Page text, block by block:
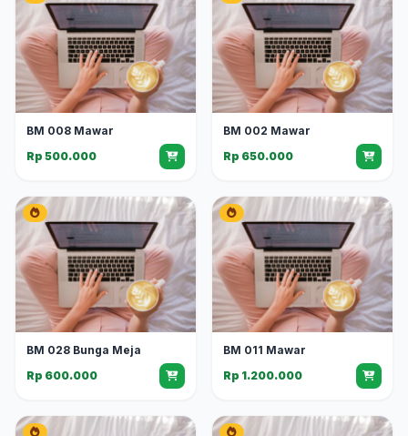
BM 008 Mawar
Rp 500.000
BM 002 Mawar
Rp 650.000
BM 028 Bunga Meja
Rp 600.000
BM 011 Mawar
Rp 1.200.000